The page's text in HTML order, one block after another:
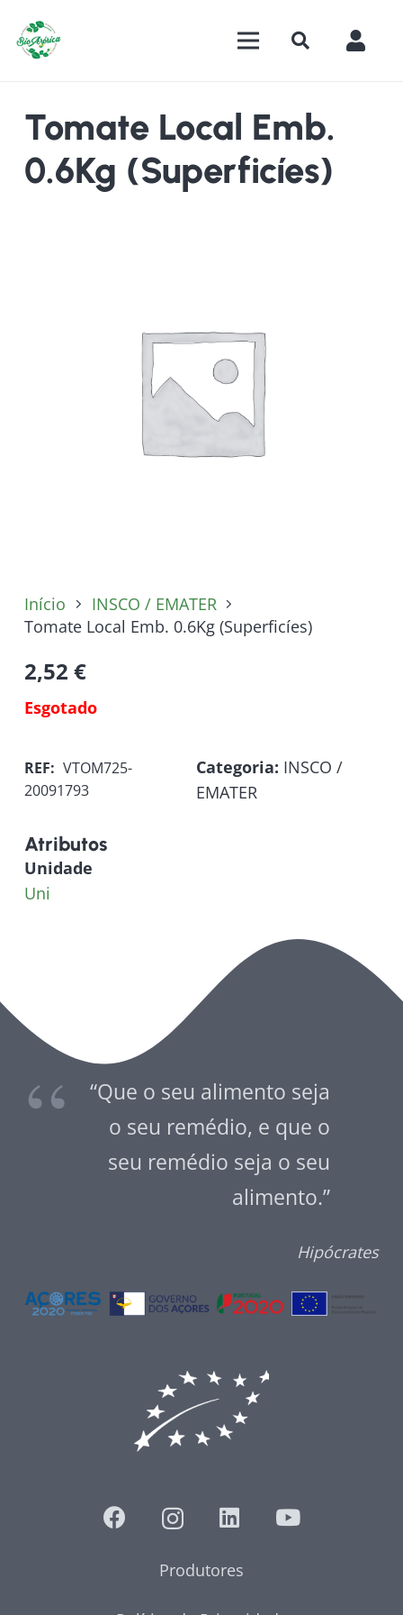
Tomate Local Emb.
0.6Kg (Superficíes)
Início
INSCO / EMATER
Tomate Local Emb. 0.6Kg (Superficíes)
2,52 €
Esgotado
REF: VTOM725-
20091793
Categoria: INSCO /
EMATER
Atributos
Unidade
Uni
“Que o seu alimento seja
o seu remédio, e que o
seu remédio seja o seu
alimento.”
Hipócrates
Produtores